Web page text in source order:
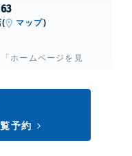
( マップ)
ホームページを見
予約